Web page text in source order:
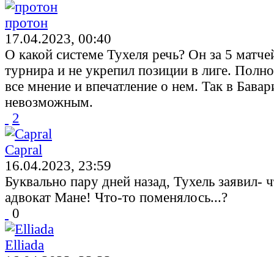
протон
17.04.2023, 00:40
О какой системе Тухеля речь? Он за 5
турнира и не укрепил позиции в лиге.
все мнение и впечатление о нем. Так в
невозможным.
2
Capral
16.04.2023, 23:59
Буквально пару дней назад, Тухель заявил-
адвокат Мане! Что-то поменялось...?
0
Elliada